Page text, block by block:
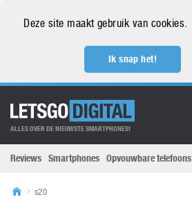
Deze site maakt gebruik van cookies.
Ik snap het!
ALLES OVER DE NIEUWSTE SMARTPHONES!
Reviews Smartphones Opvouwbare telefoons
s20